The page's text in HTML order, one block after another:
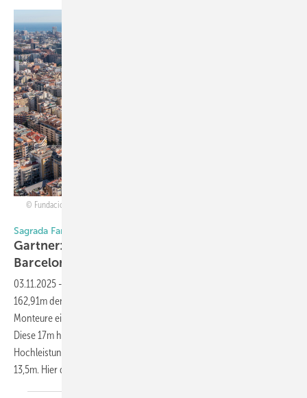
Fundació Junta Constructora del Temple Expiatori de la Sagrada Família / Josep
Sagrada Familia mit höchstem Kirchturm der Welt
Gartner: 100t schweres Glaskreuz wird in
Barcelona
03.11.2025 -
162,91m den höchste Kirchturm der Welt, nachdem die Gartner-
Monteure ein 7,25m hohes Bauteil für das Glaskreuz montiert haben.
Diese 17m hohe Konstruktion aus Glas, Stahl und Ultra-
Hochleistungsbeton besitzt vier Arme mit einer Spannweite von rund
13,5m. Hier die